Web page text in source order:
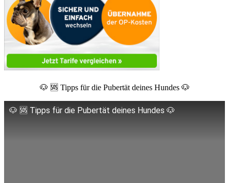
🐶 🆘 Tipps für die Pubertät deines Hundes 🐶
🐶 🆘 Tipps für die Pubertät deines Hundes 🐶